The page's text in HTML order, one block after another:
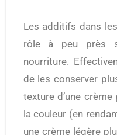
Les additifs dans
rôle à peu près
nourriture.
de les conserver
texture d’une
la couleur (en
une crème légère